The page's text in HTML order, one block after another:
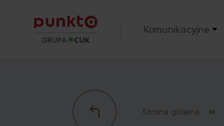
Komunikacyjne
Strona główna